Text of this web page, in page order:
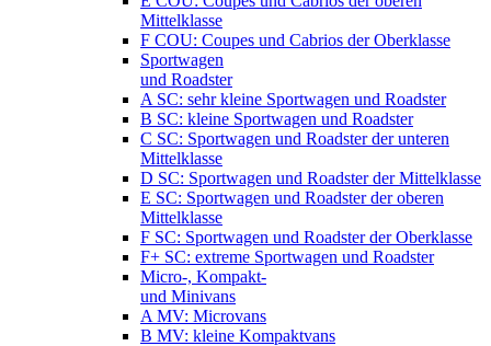
Mittelklasse
F COU: Coupes und Cabrios der Oberklasse
Sportwagen
und Roadster
A SC: sehr kleine Sportwagen und Roadster
B SC: kleine Sportwagen und Roadster
C SC: Sportwagen und Roadster der unteren
Mittelklasse
D SC: Sportwagen und Roadster der Mittelklasse
E SC: Sportwagen und Roadster der oberen
Mittelklasse
F SC: Sportwagen und Roadster der Oberklasse
F+ SC: extreme Sportwagen und Roadster
Micro-, Kompakt-
und Minivans
A MV: Microvans
B MV: kleine Kompaktvans